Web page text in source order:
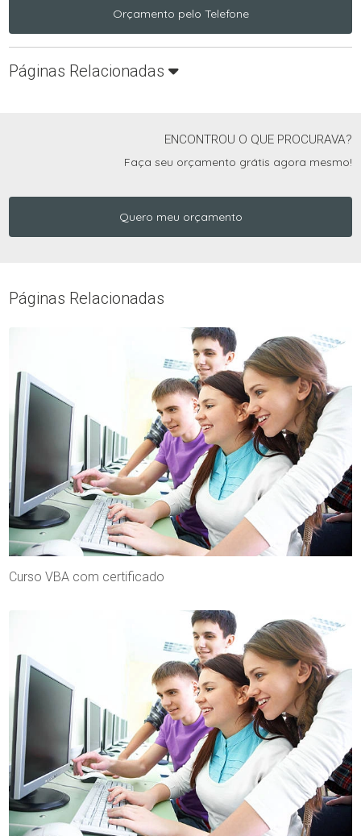
Orçamento pelo Telefone
Páginas Relacionadas
ENCONTROU O QUE PROCURAVA?
Faça seu orçamento grátis agora mesmo!
Quero meu orçamento
Páginas Relacionadas
Curso VBA com certificado